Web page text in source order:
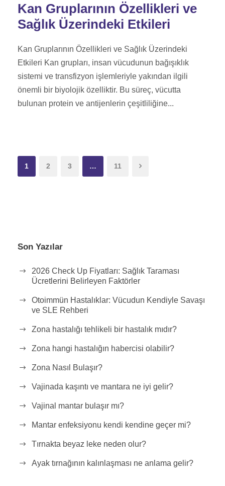
Kan Gruplarının Özellikleri ve
Sağlık Üzerindeki Etkileri
Kan Gruplarının Özellikleri ve Sağlık Üzerindeki
Etkileri Kan grupları, insan vücudunun bağışıklık
sistemi ve transfizyon işlemleriyle yakından ilgili
önemli bir biyolojik özelliktir. Bu süreç, vücutta
bulunan protein ve antijenlerin çeşitliliğine...
1 2 3 … 11
Son Yazılar
2026 Check Up Fiyatları: Sağlık Taraması
Ücretlerini Belirleyen Faktörler
Otoimmün Hastalıklar: Vücudun Kendiyle Savaşı
ve SLE Rehberi
Zona hastalığı tehlikeli bir hastalık mıdır?
Zona hangi hastalığın habercisi olabilir?
Zona Nasıl Bulaşır?
Vajinada kaşıntı ve mantara ne iyi gelir?
Vajinal mantar bulaşır mı?
Mantar enfeksiyonu kendi kendine geçer mi?
Tırnakta beyaz leke neden olur?
Ayak tırnağının kalınlaşması ne anlama gelir?